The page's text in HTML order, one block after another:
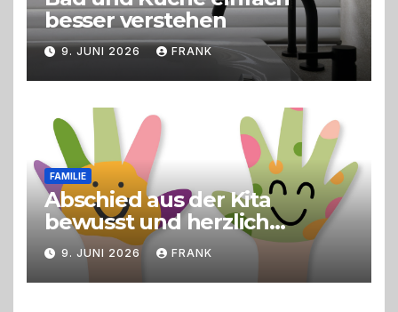
besser verstehen
9. JUNI 2026 FRANK
FAMILIE
Abschied aus der Kita
bewusst und herzlich
gestalten
9. JUNI 2026 FRANK